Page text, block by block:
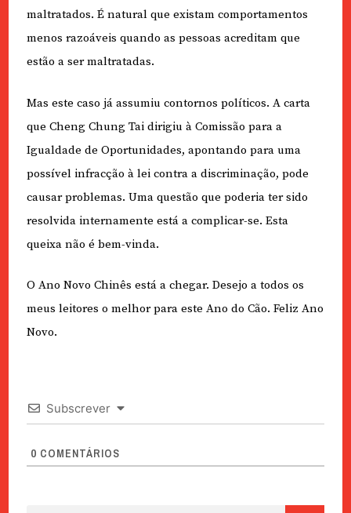
maltratados. É natural que existam comportamentos
menos razoáveis quando as pessoas acreditam que
estão a ser maltratadas.
Mas este caso já assumiu contornos políticos. A carta
que Cheng Chung Tai dirigiu à Comissão para a
Igualdade de Oportunidades, apontando para uma
possível infracção à lei contra a discriminação, pode
causar problemas. Uma questão que poderia ter sido
resolvida internamente está a complicar-se. Esta
queixa não é bem-vinda.
O Ano Novo Chinês está a chegar. Desejo a todos os
meus leitores o melhor para este Ano do Cão. Feliz Ano
Novo.
Subscrever
0 COMENTÁRIOS